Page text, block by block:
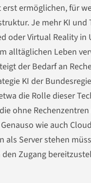
ermöglichen, für
Je mehr KI und
oder Virtual Reality in
alltäglichen Leben
der Bedarf an
KI der
die Rolle dieser
ohne
wie auch
als Server stehen
Zugang